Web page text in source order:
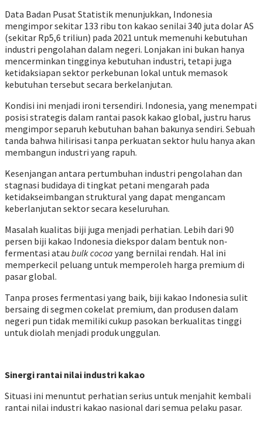
Data Badan Pusat Statistik menunjukkan, Indonesia
mengimpor sekitar 133 ribu ton kakao senilai 340 juta dolar AS
(sekitar Rp5,6 triliun) pada 2021 untuk memenuhi kebutuhan
industri pengolahan dalam negeri. Lonjakan ini bukan hanya
mencerminkan tingginya kebutuhan industri, tetapi juga
ketidaksiapan sektor perkebunan lokal untuk memasok
kebutuhan tersebut secara berkelanjutan.
Kondisi ini menjadi ironi tersendiri. Indonesia, yang menempati
posisi strategis dalam rantai pasok kakao global, justru harus
mengimpor separuh kebutuhan bahan bakunya sendiri. Sebuah
tanda bahwa hilirisasi tanpa perkuatan sektor hulu hanya akan
membangun industri yang rapuh.
Kesenjangan antara pertumbuhan industri pengolahan dan
stagnasi budidaya di tingkat petani mengarah pada
ketidakseimbangan struktural yang dapat mengancam
keberlanjutan sektor secara keseluruhan.
Masalah kualitas biji juga menjadi perhatian. Lebih dari 90
persen biji kakao Indonesia diekspor dalam bentuk non-
fermentasi atau bulk cocoa yang bernilai rendah. Hal ini
memperkecil peluang untuk memperoleh harga premium di
pasar global.
Tanpa proses fermentasi yang baik, biji kakao Indonesia sulit
bersaing di segmen cokelat premium, dan produsen dalam
negeri pun tidak memiliki cukup pasokan berkualitas tinggi
untuk diolah menjadi produk unggulan.
Sinergi rantai nilai industri kakao
Situasi ini menuntut perhatian serius untuk menjahit kembali
rantai nilai industri kakao nasional dari semua pelaku pasar.